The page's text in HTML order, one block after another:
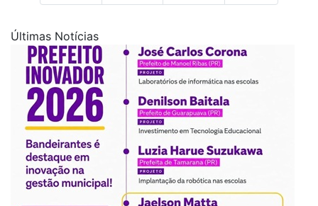
Últimas Notícias